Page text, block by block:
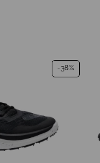
-38%